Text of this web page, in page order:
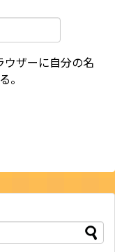
ザーに自分の名
。